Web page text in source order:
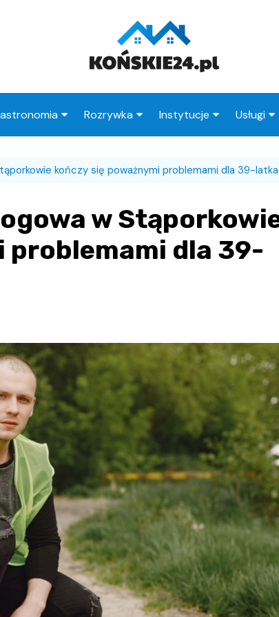
Wypadek
Rozrywka
Wesele
Instytucje
Urząd Skarbowy
MOPS
Straż Miejska
Usługi
Taxi
Radcy
kończy się poważnymi problemami dla 39-latka
w
problemami dla 39-